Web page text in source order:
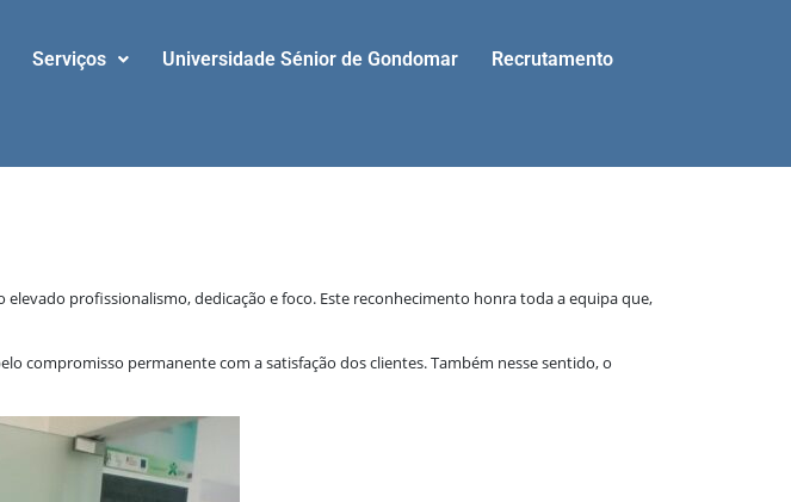
Serviços Universidade Sénior de Gondomar Recrutamento
elevado profissionalismo, dedicação e foco. Este reconhecimento honra toda a equipa que,
compromisso permanente com a satisfação dos clientes. Também nesse sentido, o